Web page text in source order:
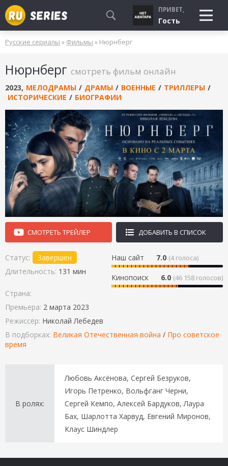
СМОТРЮ
БУДУ СМОТРЕТЬ
УЖЕ СМОТРЕЛ
ПРИВЕТ,
Гость
Русские сериалы » Фильмы » Нюрнберг
Нюрнберг смотреть фильм онлайн
2023, МЕЛОДРАМЫ / ДРАМЫ / ВОЕННЫЕ / ТРИЛЛЕРЫ /
ИСТОРИЧЕСКИЕ / БИОГРАФИИ
СМОТРЕТЬ ТРЕЙЛЕР ДОБАВИТЬ В СПИСОК
Наш сайт 7.0 (4голоса)
Кинопоиск 6.0 (46 158 голосов)
Статус:
Завершен
Длительность: 131 мин
Страна:
Премьера: 2 марта 2023
Режиссёр: Николай Лебедев
В подборках: Великая Отечественная война / Про советское
время
В ролях:
Любовь Аксёнова, Сергей Безруков,
Игорь Петренко, Вольфганг Черни,
Сергей Кемпо, Алексей Бардуков, Лаура
Бах, Шарлотта Харвуд, Евгений Миронов,
Клаус Шиндлер